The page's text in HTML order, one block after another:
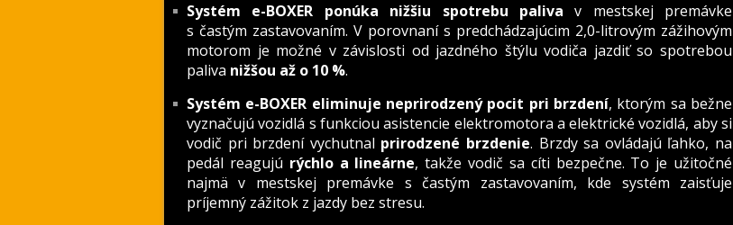
Systém e-BOXER ponúka nižšiu spotrebu paliva v mestskej premávke
s častým zastavovaním. V porovnaní s predchádzajúcim 2,0-litrovým zážihovým
motorom je možné v závislosti od jazdného štýlu vodiča jazdiť so spotrebou
paliva nižšou až o 10 %.
Systém e-BOXER eliminuje neprirodzený pocit pri brzdení, ktorým sa bežne
vyznačujú vozidlá s funkciou asistencie elektromotora a elektrické vozidlá, aby si
vodič pri brzdení vychutnal prirodzené brzdenie. Brzdy sa ovládajú ľahko, na
pedál reagujú rýchlo a lineárne, takže vodič sa cíti bezpečne. To je užitočné
najmä v mestskej premávke s častým zastavovaním, kde systém zaisťuje
príjemný zážitok z jazdy bez stresu.